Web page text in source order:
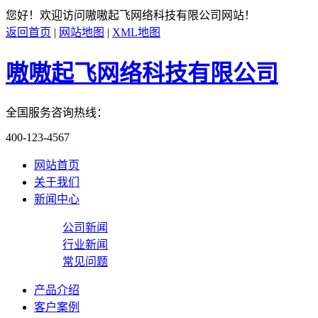
您好！欢迎访问 嗷嗷起飞网络科技有限公司 网站！
返回首页 | 网站地图 | XML地图
嗷嗷起飞网络科技有限公司
全国服务咨询热线：
400-123-4567
网站首页
关于我们
新闻中心
公司新闻
行业新闻
常见问题
产品介绍
客户案例